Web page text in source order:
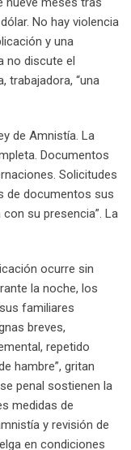
No hay violencia
y una
no discute el
trabajadora, “una
de Amnistía. La
Documentos
Solicitudes
de documentos sus
su presencia”. La
ocurre sin
la noche, los
familiares
breves,
repetido
hambre”, gritan
penal sostienen la
medidas de
y revisión de
en condiciones